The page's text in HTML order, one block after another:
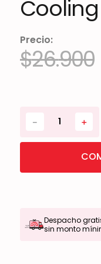
Cooling
Precio:
$26.900
＋
－
Despacho
sin monto